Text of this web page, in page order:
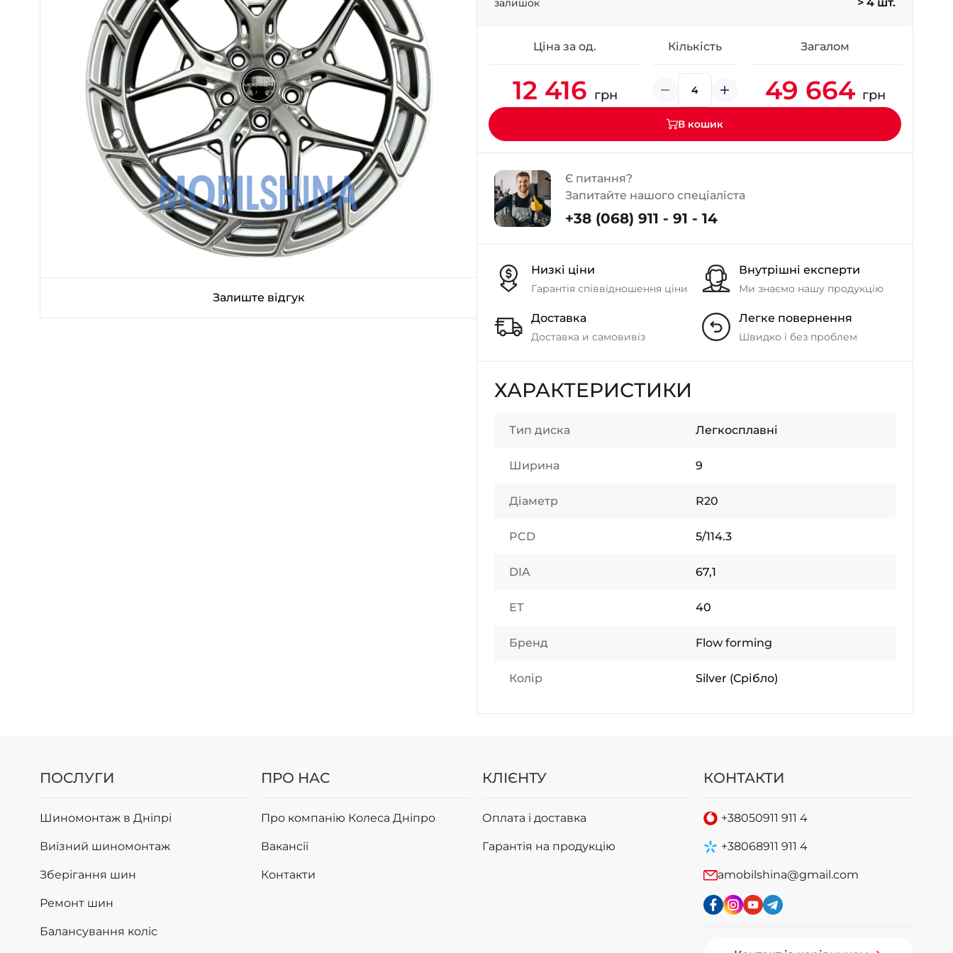
- Донецьке шосе
+38 (050)-911-911-2
- Щепкіна
+38 (099)-643-33-77
Залиште відгук
залишок
Ціна за од. Кількість Загалом
12 416 грн 49 664 грн
В кошик
Є питання?
Запитайте нашого спеціаліста
+38 (068) 911 - 91 - 14
Низкі ціни
Гарантія співвідношення ціни
Внутрішні експерти
Ми знаємо нашу продукцію
Доставка
Доставка и самовивіз
Легке повернення
Швидко і без проблем
ХАРАКТЕРИСТИКИ
Тип диска Легкосплавні
Ширина 9
Діаметр R20
PCD 5/114.3
DIA 67,1
ET 40
Бренд Flow forming
Колір Silver (Срібло)
ПОСЛУГИ
Шиномонтаж в Дніпрі
Виїзний шиномонтаж
Зберігання шин
Ремонт шин
Балансування коліс
ПРО НАС
Про компанію Колеса Дніпро
Вакансії
Контакти
КЛІЄНТУ
Оплата і доставка
Гарантія на продукцію
КОНТАКТИ
+38050911 911 4
+38068911 911 4
amobilshina@gmail.com